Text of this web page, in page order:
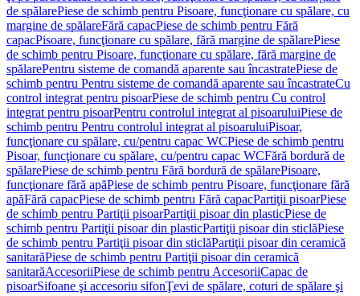
de spălarePiese de schimb pentru Pisoare, funcţionare cu spălare, cu
margine de spălareFără capacPiese de schimb pentru Fără
capacPisoare, funcţionare cu spălare, fără margine de spălarePiese
de schimb pentru Pisoare, funcţionare cu spălare, fără margine de
spălarePentru sisteme de comandă aparente sau încastratePiese de
schimb pentru Pentru sisteme de comandă aparente sau încastrateCu
control integrat pentru pisoarPiese de schimb pentru Cu control
integrat pentru pisoarPentru controlul integrat al pisoaruluiPiese de
schimb pentru Pentru controlul integrat al pisoaruluiPisoar,
funcţionare cu spălare, cu/pentru capac WCPiese de schimb pentru
Pisoar, funcţionare cu spălare, cu/pentru capac WCFără bordură de
spălarePiese de schimb pentru Fără bordură de spălarePisoare,
funcţionare fără apăPiese de schimb pentru Pisoare, funcţionare fără
apăFără capacPiese de schimb pentru Fără capacPartiţii pisoarPiese
de schimb pentru Partiţii pisoarPartiţii pisoar din plasticPiese de
schimb pentru Partiţii pisoar din plasticPartiţii pisoar din sticlăPiese
de schimb pentru Partiţii pisoar din sticlăPartiţii pisoar din ceramică
sanitarăPiese de schimb pentru Partiţii pisoar din ceramică
sanitarăAccesoriiPiese de schimb pentru AccesoriiCapac de
pisoarSifoane şi accesoriu sifonŢevi de spălare, coturi de spălare şi